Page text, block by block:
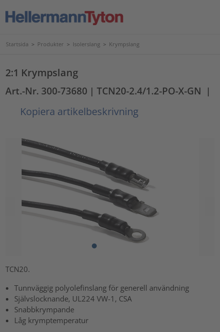
Startsida > Produkter > Isolerslang > Krympslang
2:1 Krympslang
Art.-Nr. 300-73680 | TCN20-2.4/1.2-PO-X-GN |
Kopiera artikelbeskrivning
TCN20.
Tunnväggig polyolefinslang för generell användning
Självslocknande, UL224 VW-1, CSA
Snabbkrympande
Låg krymptemperatur